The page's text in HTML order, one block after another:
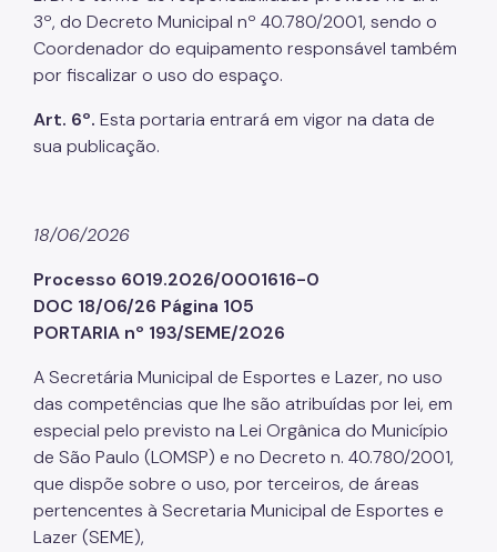
3º, do Decreto Municipal nº 40.780/2001, sendo o
Coordenador do equipamento responsável também
por fiscalizar o uso do espaço.
Art. 6º. Esta portaria entrará em vigor na data de
sua publicação.
18/06/2026
Processo 6019.2026/0001616-0
DOC 18/06/26 Página 105
PORTARIA nº 193/SEME/2026
A Secretária Municipal de Esportes e Lazer, no uso
das competências que lhe são atribuídas por lei, em
especial pelo previsto na Lei Orgânica do Município
de São Paulo (LOMSP) e no Decreto n. 40.780/2001,
que dispõe sobre o uso, por terceiros, de áreas
pertencentes à Secretaria Municipal de Esportes e
Lazer (SEME),